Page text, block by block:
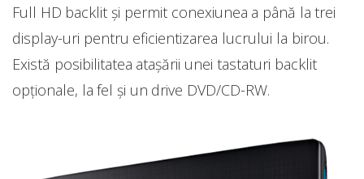
Full HD backlit și permit conexiunea a până la trei
display-uri pentru eficientizarea lucrului la birou.
Există posibilitatea atașării unei tastaturi backlit
opționale, la fel și un drive DVD/CD-RW.